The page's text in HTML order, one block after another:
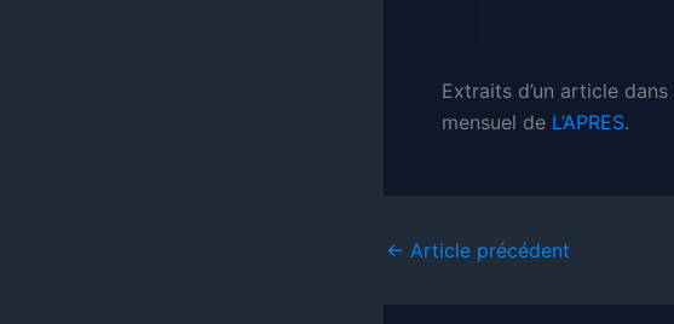
Extraits d’un article
mensuel de L’APRES.
← Article précédent